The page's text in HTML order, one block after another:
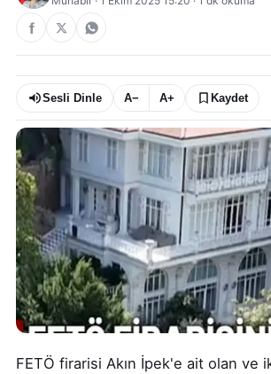
Sesli Dinle A− A+ Kaydet
FETÖ firarisi Akın İpek'e ait olan ve